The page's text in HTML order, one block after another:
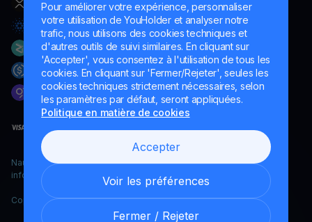
Pour améliorer votre expérience, personnaliser
votre utilisation de YouHolder et analyser notre
trafic, nous utilisons des cookies techniques et
d'autres outils de suivi similaires. En cliquant sur
'Accepter', vous consentez à l'utilisation de tous les
cookies. En cliquant sur 'Fermer/Rejeter', seules les
cookies techniques strictement nécessaires, selon
les paramètres par défaut, seront appliquées.
Politique en matière de cookies
Accepter
Voir les préférences
Fermer / Rejeter
Naumard LTD. – uniquement à des fins de développement
informatique, de recherche et de marketing
Copyright YouHodler, 2026.